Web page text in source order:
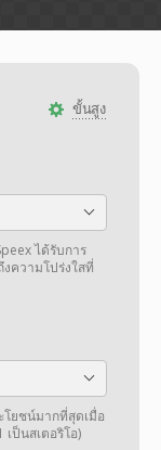
ขั้นสูง
ได้รับการ
ความโปร่งใสที่
ยชน์มากที่สุดเมื่อ
ป็นสเตอริโอ)